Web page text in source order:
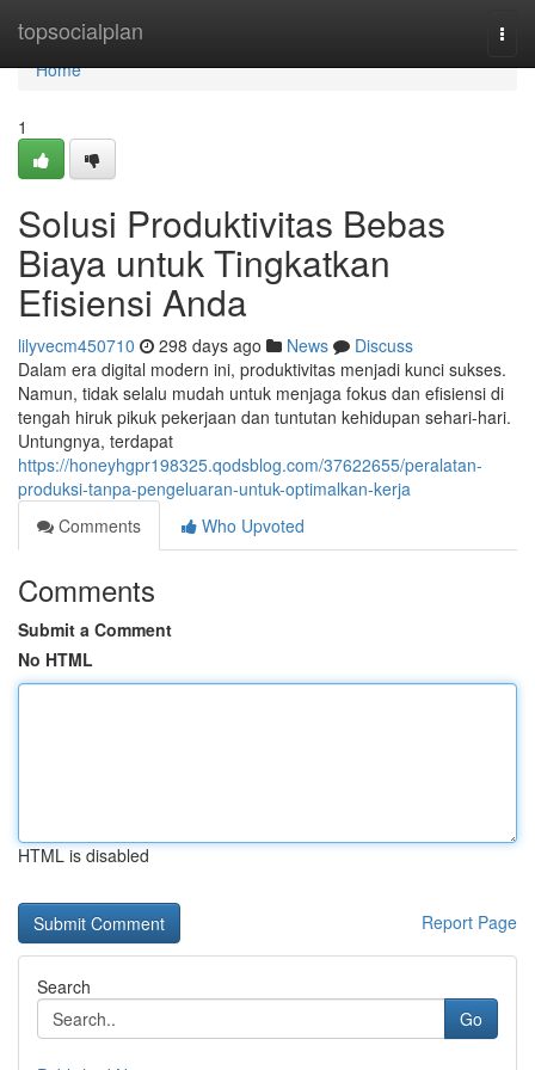
topsocialplan
Home
Home
1
Solusi Produktivitas Bebas
Biaya untuk Tingkatkan
Efisiensi Anda
lilyvecm450710 298 days ago News
Discuss
Dalam era digital modern ini, produktivitas menjadi kunci sukses.
Namun, tidak selalu mudah untuk menjaga fokus dan efisiensi di
tengah hiruk pikuk pekerjaan dan tuntutan kehidupan sehari-hari.
Untungnya, terdapat
https://honeyhgpr198325.qodsblog.com/37622655/peralatan-
produksi-tanpa-pengeluaran-untuk-optimalkan-kerja
Comments
Who Upvoted
Comments
Submit a Comment
No HTML
HTML is disabled
Report Page
Search
Go